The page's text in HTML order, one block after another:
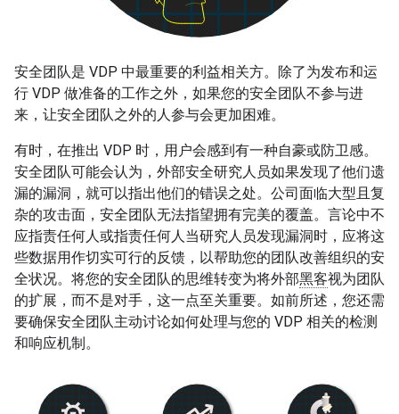
安全团队是 VDP 中最重要的利益相关方。除了为发布和运
行 VDP 做准备的工作之外，如果您的安全团队不参与进
来，让安全团队之外的人参与会更加困难。
有时，在推出 VDP 时，用户会感到有一种自豪或防卫感。
安全团队可能会认为，外部安全研究人员如果发现了他们遗
漏的漏洞，就可以指出他们的错误之处。公司面临大型且复
杂的攻击面，安全团队无法指望拥有完美的覆盖。言论中不
应指责任何人或指责任何人当研究人员发现漏洞时，应将这
些数据用作切实可行的反馈，以帮助您的团队改善组织的安
全状况。将您的安全团队的思维转变为将外部黑客视为团队
的扩展，而不是对手，这一点至关重要。如前所述，您还需
要确保安全团队主动讨论如何处理与您的 VDP 相关的检测
和响应机制。